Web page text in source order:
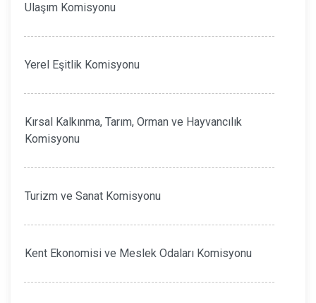
Ulaşım Komisyonu
Yerel Eşitlik Komisyonu
Kırsal Kalkınma, Tarım, Orman ve Hayvancılık
Komisyonu
Turizm ve Sanat Komisyonu
Kent Ekonomisi ve Meslek Odaları Komisyonu